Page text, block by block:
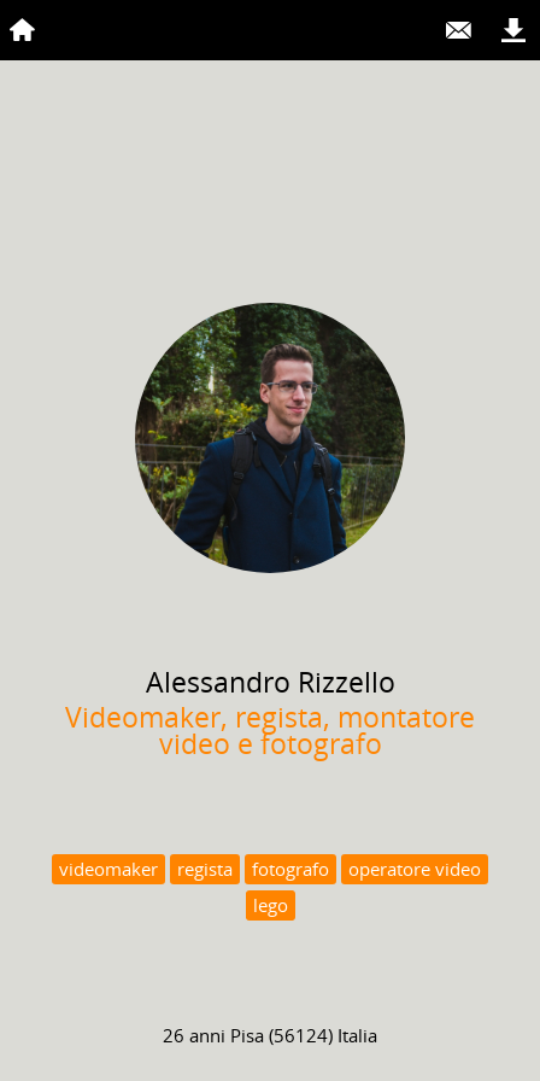
Alessandro Rizzello
Videomaker, regista, montatore
video e fotografo
videomaker regista fotografo
operatore video
lego
26 anni Pisa (56124) Italia